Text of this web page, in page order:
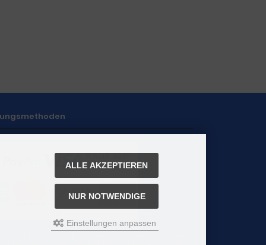
ALLE AKZEPTIEREN
NUR NOTWENDIGE
Einstellungen anpassen